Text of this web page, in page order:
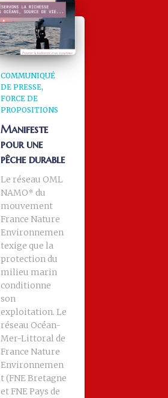
COMMUNIQUÉ
DE PRESSE
FORCE DE
PROPOSITIONS
Manifeste
pour une
pêche durable
Le réseau OML
NAMO* du
mouvement
France Nature
Environnemen
texige que la
protection du
milieu marin
conditionne
son
exploitation. Le
réseau Océan-
Mer-Littoral de
France Nature
Environnemen
t (FNE Bretagne
et FNE Pays de